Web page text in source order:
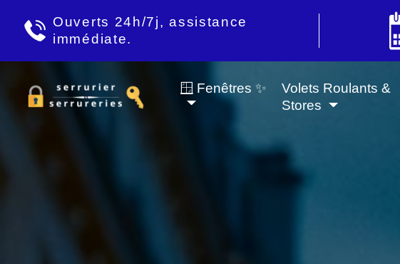
Ouverts 24h/7j, assistance
immédiate.
🪟 Fenêtres ✨
Volets Roulants &
Stores